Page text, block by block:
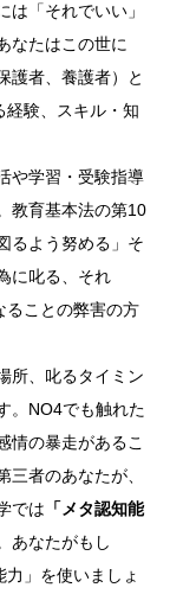
「それでいい」
なたはこの世に
護者、養護者）と
経験、スキル・知
や学習・受験指導
教育基本法の第10
るよう努める」そ
に叱る、それ
ることの弊害の方
所、叱るタイミン
。NO4でも触れた
情の暴走があるこ
者のあなたが、
では 「メタ認知能
あなたがもし
力」を使いましょ